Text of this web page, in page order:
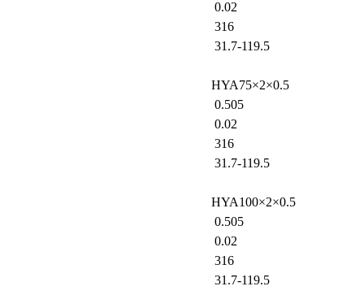
0.02
316
31.7-119.5
HYA75×2×0.5
0.505
0.02
316
31.7-119.5
HYA100×2×0.5
0.505
0.02
316
31.7-119.5